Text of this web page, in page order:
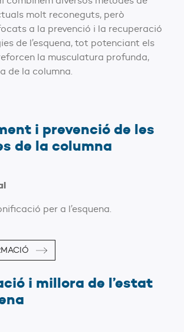
molt reconeguts, però
a la prevenció i la recuperació
de l’esquena, tot potenciant els
la musculatura profunda,
de la columna.
i prevenció de les
de la columna
per a l’esquena.
i millora de l’estat